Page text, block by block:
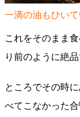
一滴の油もひい
これをそのまま
り前のように絶品
ところでその時
べてこなかった